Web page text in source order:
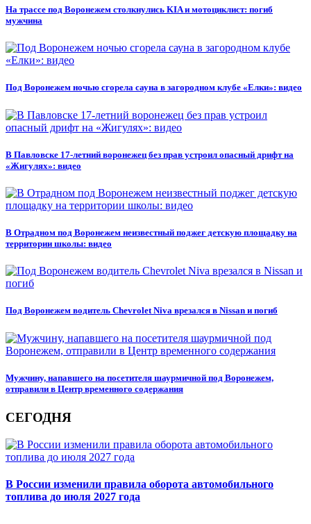
На трассе под Воронежем столкнулись KIA и мотоциклист: погиб
мужчина
Под Воронежем ночью сгорела сауна в загородном клубе «Елки»: видео
В Павловске 17-летний воронежец без прав устроил опасный дрифт на
«Жигулях»: видео
В Отрадном под Воронежем неизвестный поджег детскую площадку на
территории школы: видео
Под Воронежем водитель Chevrolet Niva врезался в Nissan и погиб
Мужчину, напавшего на посетителя шаурмичной под Воронежем,
отправили в Центр временного содержания
СЕГОДНЯ
В России изменили правила оборота автомобильного
топлива до июля 2027 года